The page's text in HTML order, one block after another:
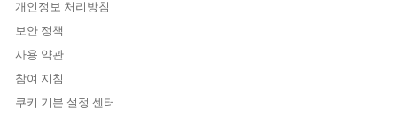
앱 시작 관리자에서 IT 규정 준수 앱으로 이동하여
오 라이브러리
력합니다.
변경 사항을 저장합니다.
개인정보 처리방침
보안 정책
사용 약관
참여 지침
쿠키 기본 설정 센터